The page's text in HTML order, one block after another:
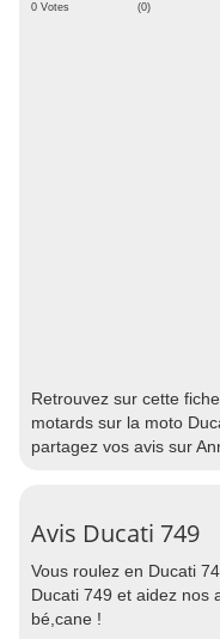
0 Votes (0)
Retrouvez sur cette
motards sur la moto
partagez vos avis sur
Avis Ducati 749
Vous roulez en Ducati
Ducati 749 et aidez nos
bé,cane !